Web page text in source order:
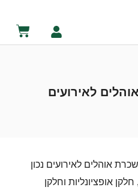
לאירועים
אוהלים לאירועים נכון
אופציונליות וחלקן